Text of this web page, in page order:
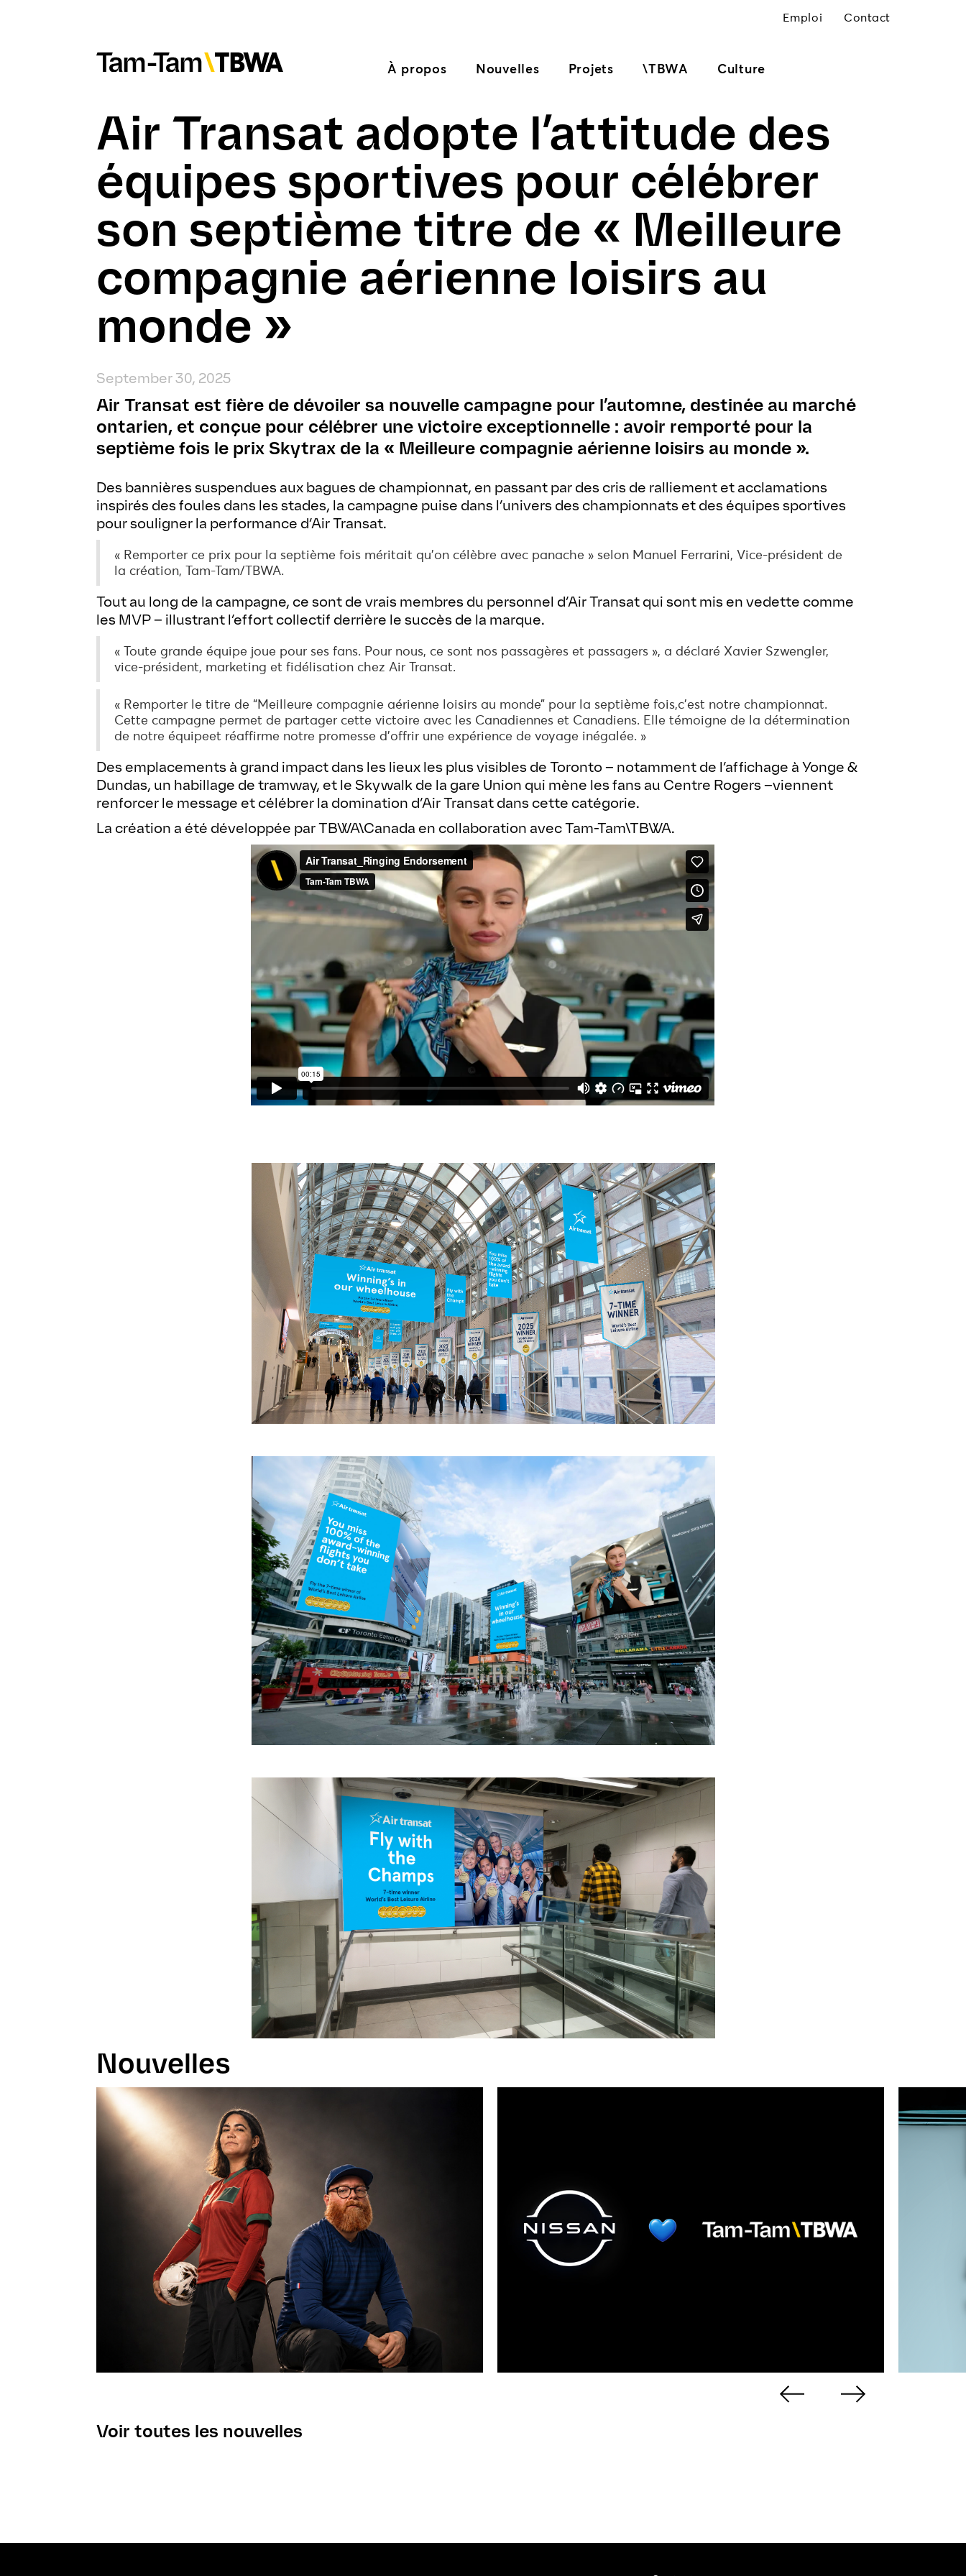
Emploi Contact
À propos Nouvelles Projets \TBWA Culture
Air Transat adopte l’attitude des
équipes sportives pour célébrer
son septième titre de « Meilleure
compagnie aérienne loisirs au
monde »
September 30, 2025
Air Transat est fière de dévoiler sa nouvelle campagne pour l’automne, destinée au marché
ontarien, et conçue pour célébrer une victoire exceptionnelle : avoir remporté pour la
septième fois le prix Skytrax de la « Meilleure compagnie aérienne loisirs au monde ».
Des bannières suspendues aux bagues de championnat, en passant par des cris de ralliement et acclamations
inspirés des foules dans les stades, la campagne puise dans l’univers des championnats et des équipes sportives
pour souligner la performance d’Air Transat.
« Remporter ce prix pour la septième fois méritait qu’on célèbre avec panache » selon Manuel Ferrarini, Vice-président de
la création, Tam-Tam/TBWA.
Tout au long de la campagne, ce sont de vrais membres du personnel d’Air Transat qui sont mis en vedette comme
les MVP – illustrant l’effort collectif derrière le succès de la marque.
« Toute grande équipe joue pour ses fans. Pour nous, ce sont nos passagères et passagers », a déclaré Xavier Szwengler,
vice-président, marketing et fidélisation chez Air Transat.
« Remporter le titre de “Meilleure compagnie aérienne loisirs au monde” pour la septième fois,c’est notre championnat.
Cette campagne permet de partager cette victoire avec les Canadiennes et Canadiens. Elle témoigne de la détermination
de notre équipeet réaffirme notre promesse d’offrir une expérience de voyage inégalée. »
Des emplacements à grand impact dans les lieux les plus visibles de Toronto – notamment de l’affichage à Yonge &
Dundas, un habillage de tramway, et le Skywalk de la gare Union qui mène les fans au Centre Rogers –viennent
renforcer le message et célébrer la domination d’Air Transat dans cette catégorie.
La création a été développée par TBWA\Canada en collaboration avec Tam-Tam\TBWA.
Nouvelles
Voir toutes les nouvelles